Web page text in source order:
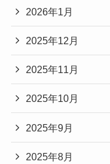
2026年1月
2025年12月
2025年11月
2025年10月
2025年9月
2025年8月